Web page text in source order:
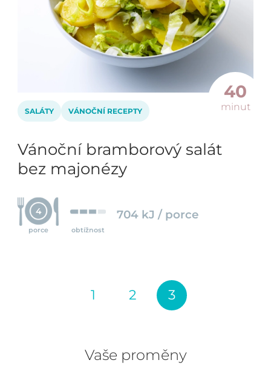
40
minut
SALÁTY VÁNOČNÍ RECEPTY
Vánoční bramborový salát
bez majonézy
4
porce obtížnost
704 kJ / porce
1 2 3
Vaše proměny